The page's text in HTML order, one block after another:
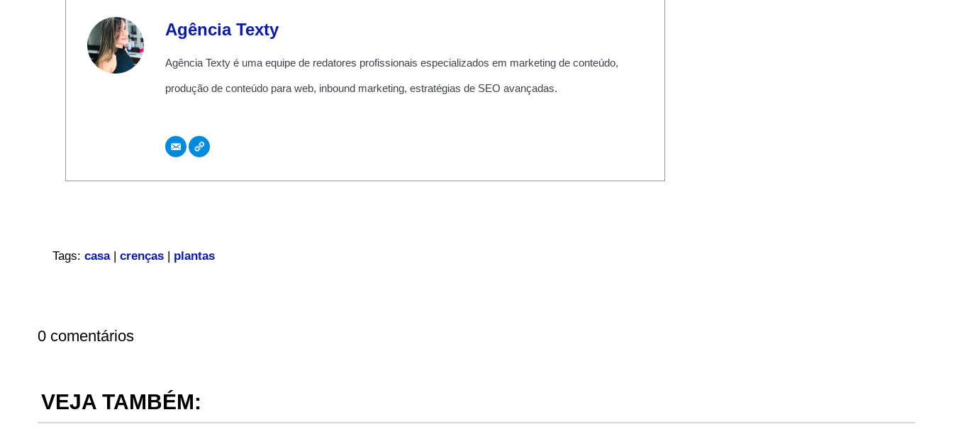
Agência Texty
Agência Texty é uma equipe de redatores profissionais especializados em marketing de conteúdo,
produção de conteúdo para web, inbound marketing, estratégias de SEO avançadas.
Tags: casa| crenças| plantas
0 comentários
VEJA TAMBÉM: